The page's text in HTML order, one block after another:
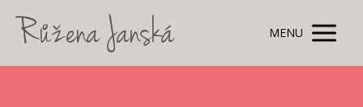
Růžena Janská MENU